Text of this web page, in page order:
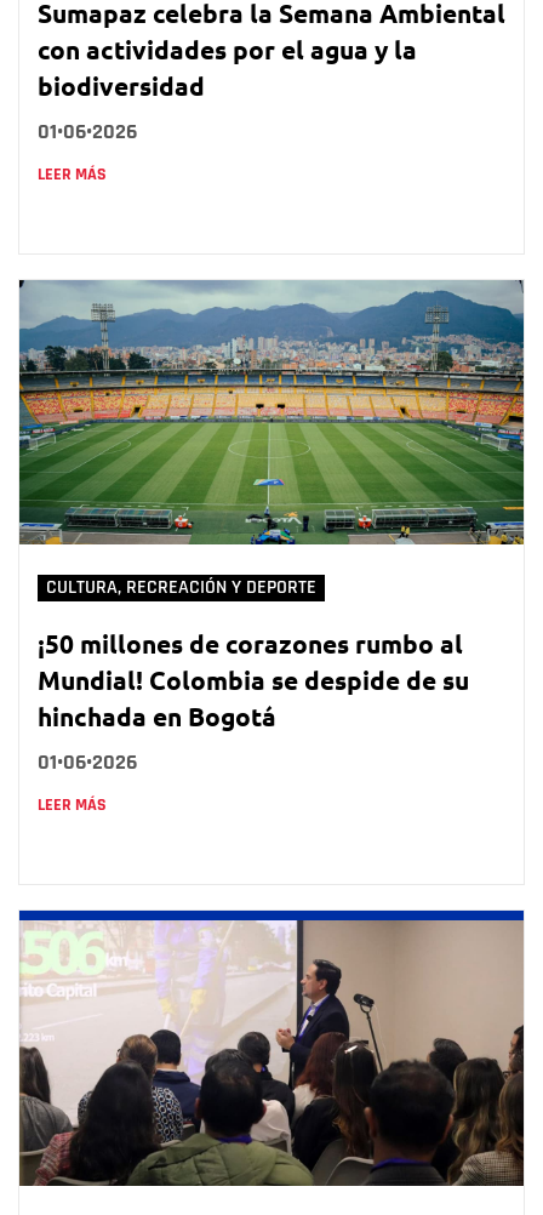
Sumapaz celebra la Semana Ambiental
con actividades por el agua y la
biodiversidad
01•06•2026
LEER MÁS
CULTURA, RECREACIÓN Y DEPORTE
¡50 millones de corazones rumbo al
Mundial! Colombia se despide de su
hinchada en Bogotá
01•06•2026
LEER MÁS